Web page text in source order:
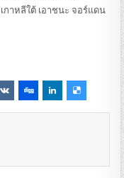
กาหลีใต้ เอาชนะ จอร์แดน